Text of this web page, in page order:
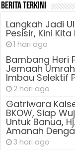
Berita Terkini
Langkah Jadi
Pesisir, Kini
1 hari ago
Bambang Heri
Jemaah
Imbau Selektif
2 hari ago
Gatriwara
BKOW, Siap
Untuk Banua,
Amanah
3 hari ago